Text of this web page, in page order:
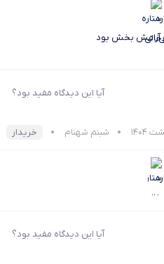
آرامش بخش بود
آیا این دیدگاه مفید بود؟
شبنم شهنام خریدار
آیا این دیدگاه مفید بود؟